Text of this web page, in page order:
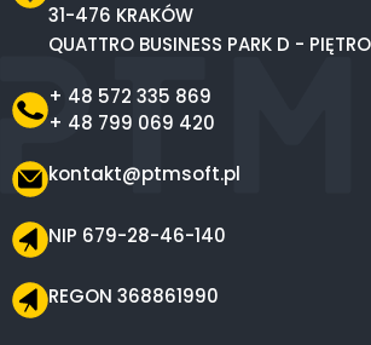
31-476 KRAKÓW
QUATTRO BUSINESS PARK D -
+ 48 572 335 869
+ 48 799 069 420
kontakt@ptmsoft.pl
NIP 679-28-46-140
REGON 368861990